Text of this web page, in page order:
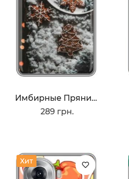
Имбирные Пряники
289 грн.
Хит